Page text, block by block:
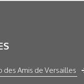
des Amis de Versailles